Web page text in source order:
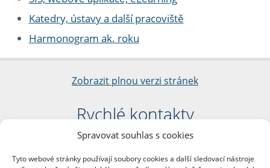
Spravovat souhlas s cookies
Tyto webové stránky používají soubory cookies a další sledovací nástroje
Katedry, ústavy a další pracoviště
Harmonogram ak. roku
Zobrazit plnou verzi stránek
Rychlé kontakty
Filozofická fakulta
nám. Jana Palacha 1/2